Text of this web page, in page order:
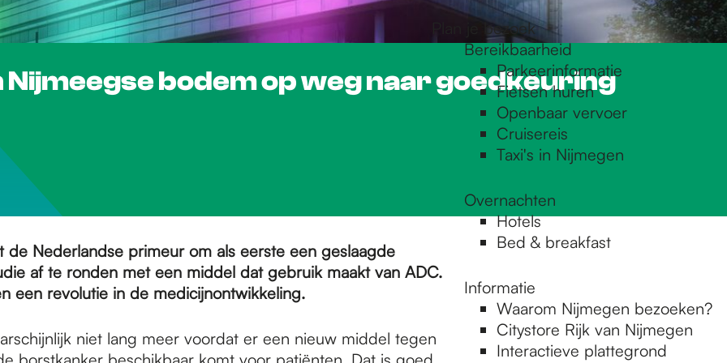
Plan je bezoek
Bereikbaarheid
Parkeerinformatie
Fietsen huren
Openbaar vervoer
Cruisereis
Taxi's in Nijmegen
Overnachten
Hotels
Bed & breakfast
Informatie
Waarom Nijmegen bezoeken?
Citystore Rijk van Nijmegen
Interactieve plattegrond
bodem op weg naar goedkeuring
de Nederlandse primeur om als eerste een geslaagde
af te ronden met een middel dat gebruik maakt van ADC.
een revolutie in de medicijnontwikkeling.
niet lang meer voordat er een nieuw middel tegen